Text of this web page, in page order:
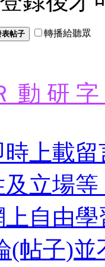
表帖子 轉播給聽眾
動 研
上載
立場
自由
(帖子)